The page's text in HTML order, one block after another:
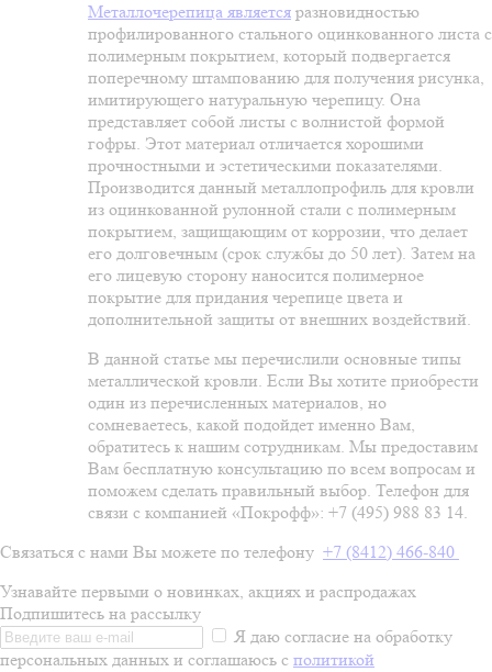
Металлочерепица является разновидностью
профилированного стального оцинкованного листа с
полимерным покрытием, который подвергается
поперечному штампованию для получения рисунка,
имитирующего натуральную черепицу. Она
представляет собой листы с волнистой формой
гофры. Этот материал отличается хорошими
прочностными и эстетическими показателями.
Производится данный металлопрофиль для кровли
из оцинкованной рулонной стали с полимерным
покрытием, защищающим от коррозии, что делает
его долговечным (срок службы до 50 лет). Затем на
его лицевую сторону наносится полимерное
покрытие для придания черепице цвета и
дополнительной защиты от внешних воздействий.
В данной статье мы перечислили основные типы
металлической кровли. Если Вы хотите приобрести
один из перечисленных материалов, но
сомневаетесь, какой подойдет именно Вам,
обратитесь к нашим сотрудникам. Мы предоставим
Вам бесплатную консультацию по всем вопросам и
поможем сделать правильный выбор. Телефон для
связи с компанией «Покрофф»: +7 (495) 988 83 14.
Связаться с нами Вы можете по телефону +7 (8412) 466-840
Узнавайте первыми о новинках, акциях и распродажах
Подпишитесь на рассылку
Я даю согласие на обработку
персональных данных и соглашаюсь с политикой